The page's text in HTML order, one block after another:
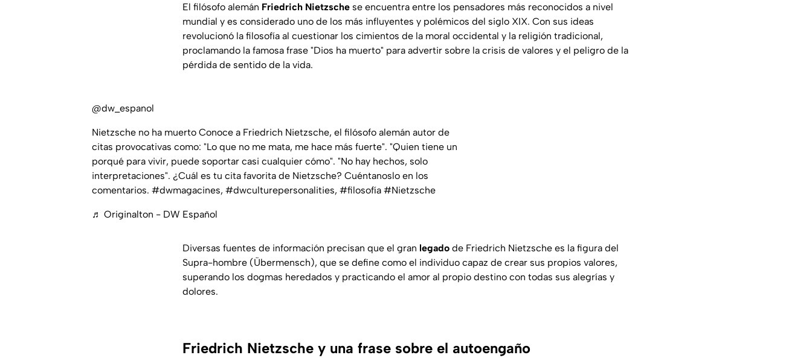
El filósofo alemán Friedrich Nietzsche se encuentra entre los pensadores más reconocidos a nivel
mundial y es considerado uno de los más influyentes y polémicos del siglo XIX. Con sus ideas
revolucionó la filosofía al cuestionar los cimientos de la moral occidental y la religión tradicional,
proclamando la famosa frase "Dios ha muerto" para advertir sobre la crisis de valores y el peligro de la
pérdida de sentido de la vida.
@dw_espanol
Nietzsche no ha muerto Conoce a Friedrich Nietzsche, el filósofo alemán autor de
citas provocativas como: "Lo que no me mata, me hace más fuerte". "Quien tiene un
porqué para vivir, puede soportar casi cualquier cómo". "No hay hechos, solo
interpretaciones". ¿Cuál es tu cita favorita de Nietzsche? Cuéntanoslo en los
comentarios. #dwmagacines, #dwculturepersonalities, #filosofía #Nietzsche
♬ Originalton - DW Español
Diversas fuentes de información precisan que el gran legado de Friedrich Nietzsche es la figura del
Supra-hombre (Übermensch), que se define como el individuo capaz de crear sus propios valores,
superando los dogmas heredados y practicando el amor al propio destino con todas sus alegrías y
dolores.
Friedrich Nietzsche y una frase sobre el autoengaño